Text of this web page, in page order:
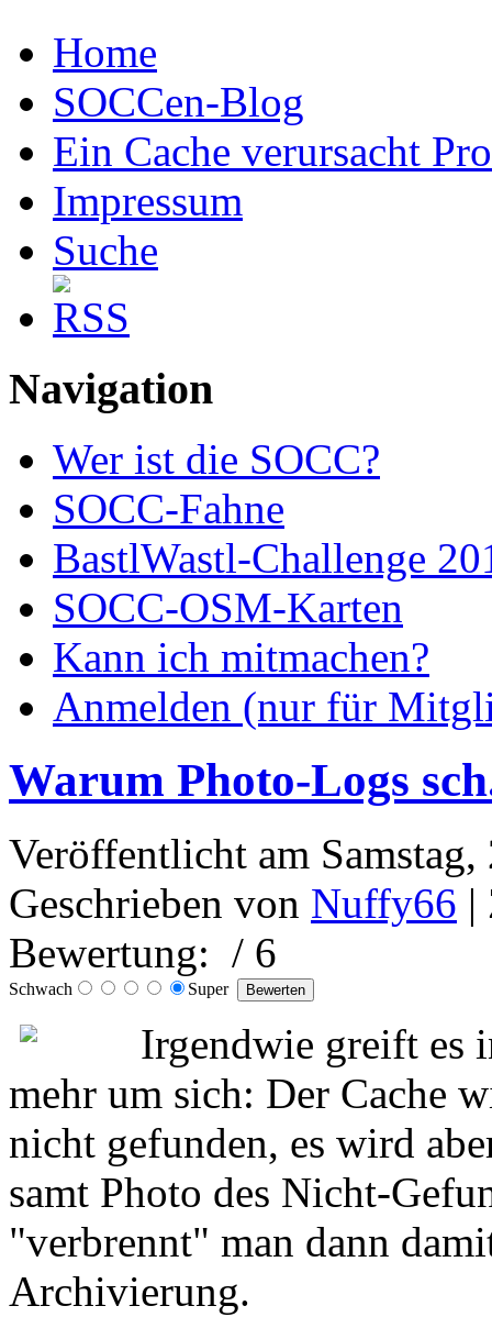
Home
SOCCen-Blog
Ein Cache verursacht
Impressum
Suche
Navigation
Wer ist die SOCC?
SOCC-Fahne
BastlWastl-Challenge
SOCC-OSM-Karten
Kann ich mitmachen?
Anmelden (nur für
Warum Photo-Logs
Veröffentlicht am
Geschrieben von Nuffy66 |
Bewertung: / 6
Schwach Super
Irgendwie greift es
mehr um sich: Der Cache
nicht gefunden, es wird
samt Photo des Nicht-
"verbrennt" man dann
Archivierung.